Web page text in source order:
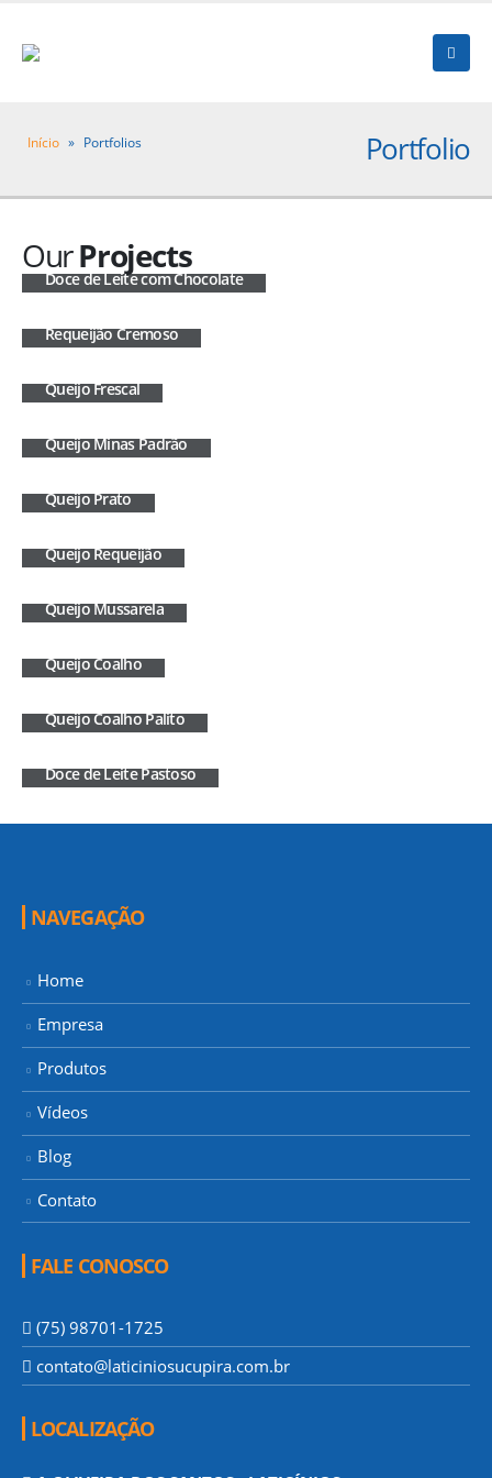
Portfolio
Início » Portfolios
OurProjects
Doce de Leite com Chocolate
Requeijão Cremoso
Queijo Frescal
Queijo Minas Padrão
Queijo Prato
Queijo Requeijão
Queijo Mussarela
Queijo Coalho
Queijo Coalho Palito
Doce de Leite Pastoso
NAVEGAÇÃO
Home
Empresa
Produtos
Vídeos
Blog
Contato
FALE CONOSCO
(75) 98701-1725
contato@laticiniosucupira.com.br
LOCALIZAÇÃO